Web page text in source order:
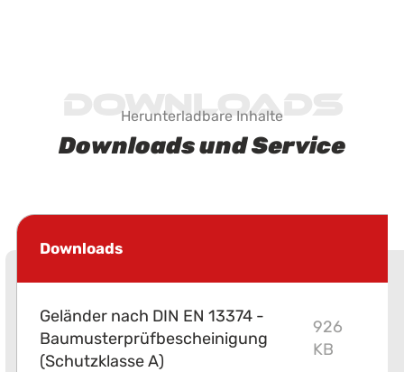
Downloads
Herunterladbare Inhalte
Downloads und Service
Downloads
Geländer nach DIN EN 13374 -
Baumusterprüfbescheinigung
(Schutzklasse A)
926
KB